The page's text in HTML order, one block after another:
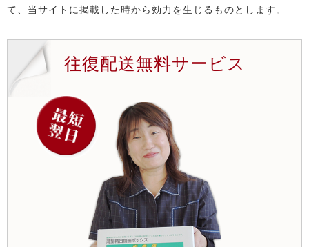
て、当サイトに掲載した時から効力を生じるものとします。
往復配送無料サービス